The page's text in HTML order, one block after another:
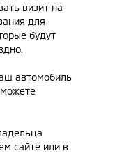
визит на
для
будут
автомобиль
сайте или в